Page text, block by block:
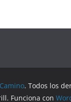
. Todos los
Funciona con